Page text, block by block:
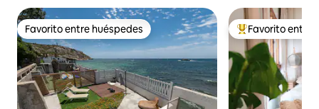
Favorito entre huéspedes
Favorito entre huéspedes Favorito entre
Favorito entre